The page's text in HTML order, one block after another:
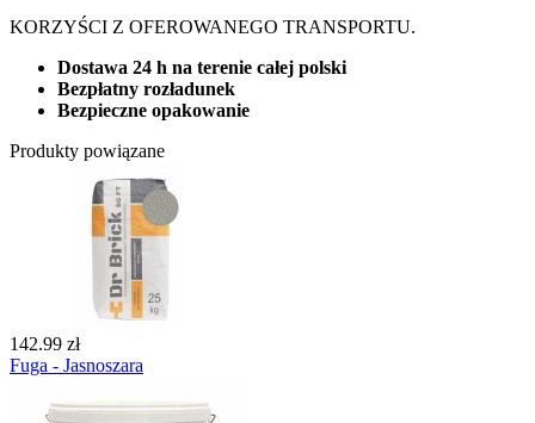
KORZYŚCI Z OFEROWANEGO TRANSPORTU.
Dostawa 24 h na terenie całej polski
Bezpłatny rozładunek
Bezpieczne opakowanie
Produkty powiązane
142.99 zł
Fuga - Jasnoszara